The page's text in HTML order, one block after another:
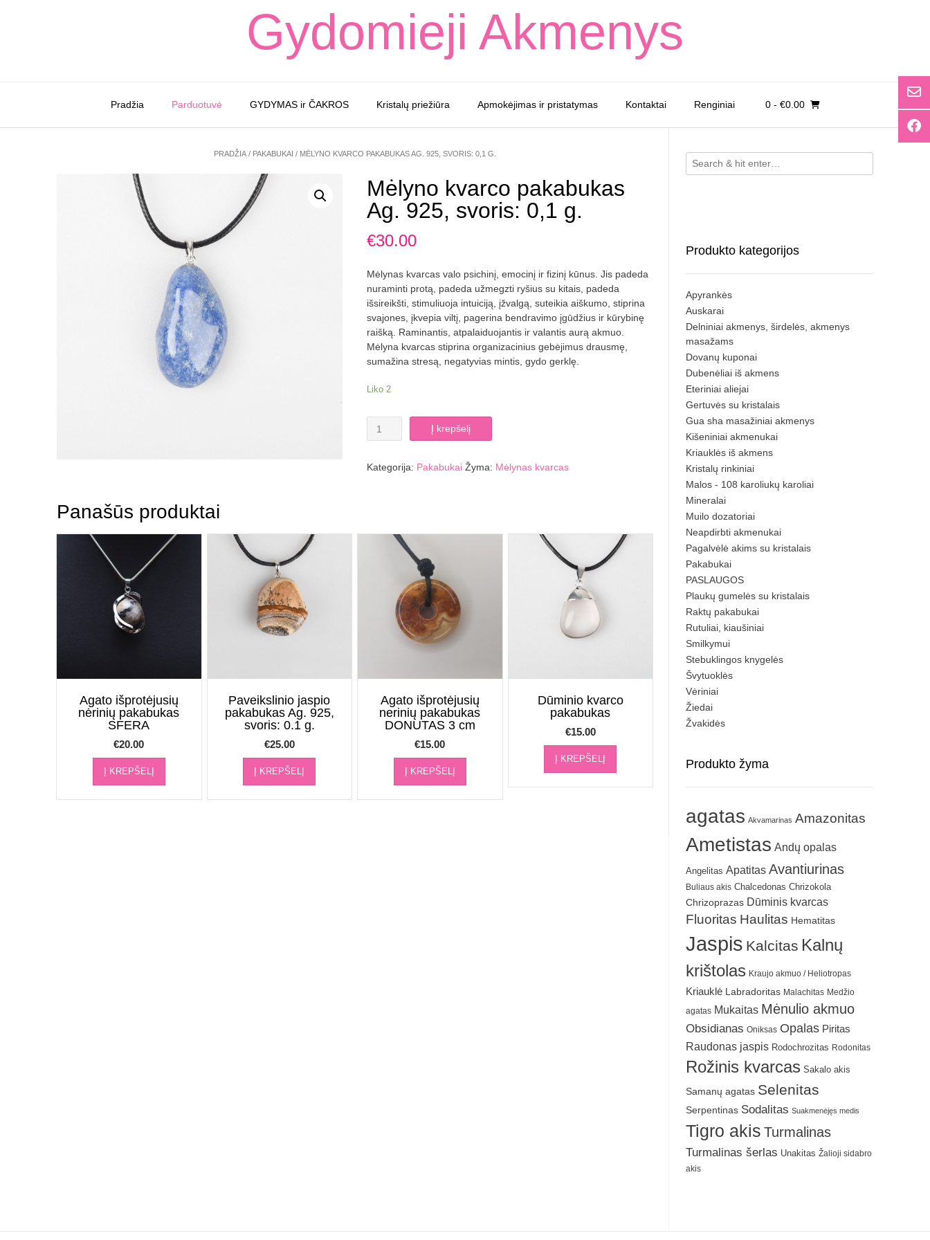
Gydomieji Akmenys
Pradžia Parduotuvė GYDYMAS ir ČAKROS Kristalų priežiūra Apmokėjimas ir pristatymas Kontaktai Renginiai 0- €0.00
PRADŽIA/ PAKABUKAI / MĖLYNO KVARCO PAKABUKAS AG. 925, SVORIS: 0,1 G.
Mėlyno kvarco pakabukas
Ag. 925, svoris: 0,1 g.
€30.00
Mėlynas kvarcas valo psichinį, emocinį ir fizinį kūnus. Jis padeda
nuraminti protą, padeda užmegzti ryšius su kitais, padeda
išsireikšti, stimuliuoja intuiciją, įžvalgą, suteikia aiškumo, stiprina
svajones, įkvepia viltį, pagerina bendravimo įgūdžius ir kūrybinę
raišką. Raminantis, atpalaiduojantis ir valantis aurą akmuo.
Mėlyna kvarcas stiprina organizacinius gebėjimus drausmę,
sumažina stresą, negatyvias mintis, gydo gerklę.
Liko 2
kvarco
Į krepšelį
Kategorija: Pakabukai Žyma: Mėlynas kvarcas
Panašūs produktai
Agato išprotėjusių
nėrinių pakabukas
SFERA
€20.00
Į KREPŠELĮ
Paveikslinio jaspio
pakabukas Ag. 925,
svoris: 0.1 g.
€25.00
Į KREPŠELĮ
Agato išprotėjusių
nerinių pakabukas
DONUTAS 3 cm
€15.00
Į KREPŠELĮ
Dūminio kvarco
pakabukas
€15.00
Į KREPŠELĮ
Produkto kategorijos
Apyrankės
Auskarai
Delniniai akmenys, širdelės, akmenys
masažams
Dovanų kuponai
Dubenėliai iš akmens
Eteriniai aliejai
Gertuvės su kristalais
Gua sha masažiniai akmenys
Kišeniniai akmenukai
Kriauklės iš akmens
Kristalų rinkiniai
Malos - 108 karoliukų karoliai
Mineralai
Muilo dozatoriai
Neapdirbti akmenukai
Pagalvėlė akims su kristalais
Pakabukai
PASLAUGOS
Plaukų gumelės su kristalais
Raktų pakabukai
Rutuliai, kiaušiniai
Smilkymui
Stebuklingos knygelės
Švytuoklės
Vėriniai
Žiedai
Žvakidės
Produkto žyma
agatas Akvamarinas Amazonitas
Ametistas Andų opalas
Angelitas Apatitas Avantiurinas
Buliaus akis Chalcedonas Chrizokola
Chrizoprazas Dūminis kvarcas
Fluoritas Haulitas Hematitas
Jaspis Kalcitas Kalnų
krištolas Kraujo akmuo / Heliotropas
Kriauklė Labradoritas Malachitas Medžio
agatas Mukaitas Mėnulio akmuo
Obsidianas Oniksas Opalas Piritas
Raudonas jaspis Rodochrozitas Rodonitas
Rožinis kvarcas Sakalo akis
Samanų agatas Selenitas
Serpentinas Sodalitas Suakmenėjęs medis
Tigro akis Turmalinas
Turmalinas šerlas Unakitas Žalioji sidabro
akis